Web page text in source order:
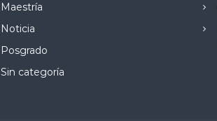
Maestría
Noticia
Posgrado
Sin categoría